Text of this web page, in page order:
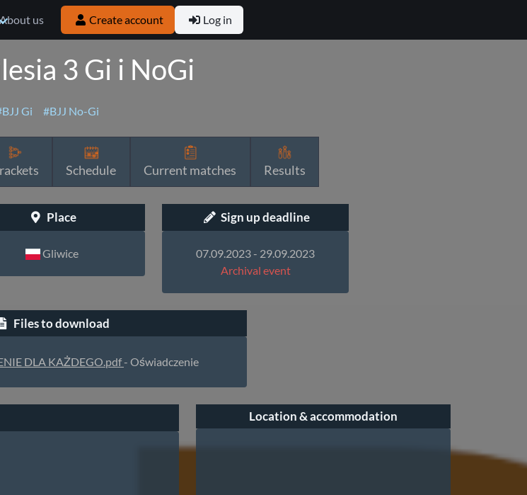
About us Create account Log in
3 Gi i NoGi
Gi #BJJ No-Gi
Schedule Current matches Results
Place
Gliwice
Sign up deadline
07.09.2023 - 29.09.2023
Archival event
Files to download
DLA KAŻDEGO.pdf- Oświadczenie
Location & accommodation